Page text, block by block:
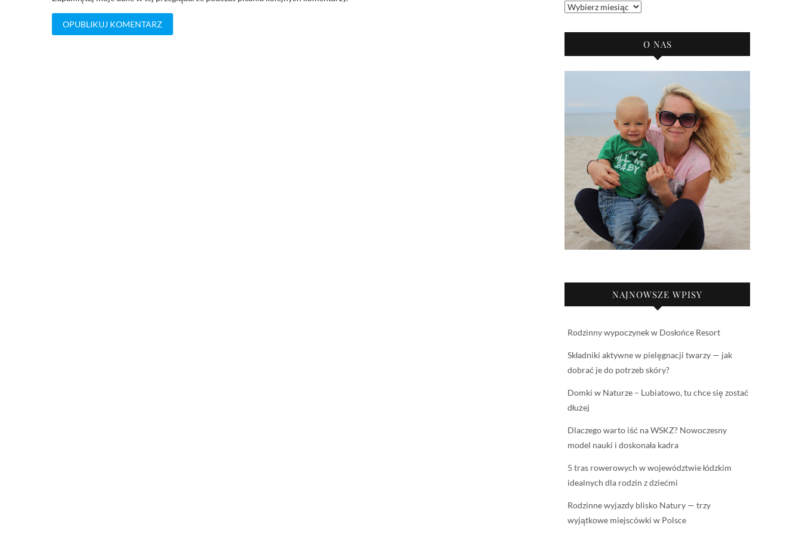
Archiwum
O NAS
NAJNOWSZE WPISY
Rodzinny wypoczynek w Dosłońce Resort
Składniki aktywne w pielęgnacji twarzy — jak
dobrać je do potrzeb skóry?
Domki w Naturze – Lubiatowo, tu chce się zostać
dłużej
Dlaczego warto iść na WSKZ? Nowoczesny
model nauki i doskonała kadra
5 tras rowerowych w województwie łódzkim
idealnych dla rodzin z dziećmi
Rodzinne wyjazdy blisko Natury — trzy
wyjątkowe miejscówki w Polsce